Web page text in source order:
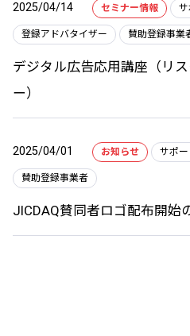
2025/04/14 セミナー情報
登録アドバタイザー 賛助登録事業
デジタル広告応用講座（リ
ー）
2025/04/01 お知らせ サポ
賛助登録事業者
JICDAQ賛同者ロゴ配布開始